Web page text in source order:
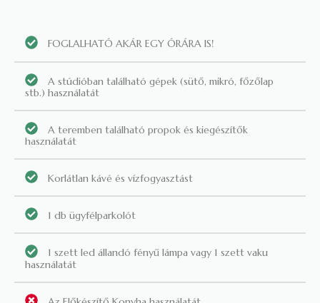
FOGLALHATÓ AKÁR EGY ÓRÁRA IS!
A stúdióban található gépek (sütő, mikró, főzőlap
stb.) használatát
A teremben található propok és kiegészítők
használatát
Korlátlan kávé és vízfogyasztást
1 db ügyfélparkolót
1 szett led állandó fényű lámpa vagy 1 szett vaku
használatát